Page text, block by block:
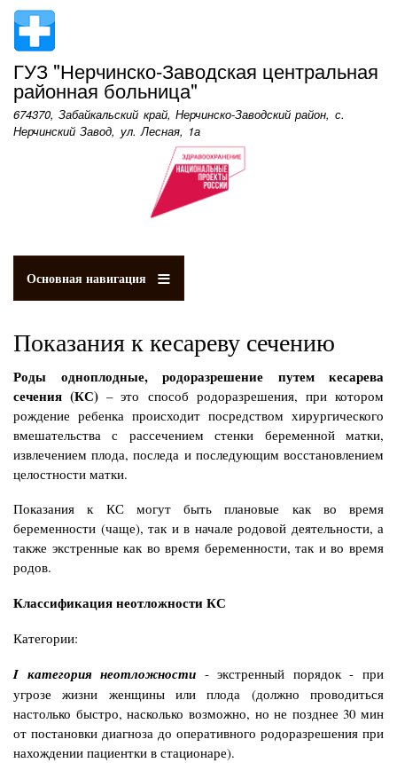
содержанию
ГУЗ "Нерчинско-Заводская центральная
районная больница"
674370, Забайкальский край, Нерчинско-Заводский район, с.
Нерчинский Завод, ул. Лесная, 1а
Основная навигация
Показания к кесареву сечению
Роды одноплодные, родоразрешение путем кесарева
сечения (КС) – это способ родоразрешения, при котором
рождение ребенка происходит посредством хирургического
вмешательства с рассечением стенки беременной матки,
извлечением плода, последа и последующим восстановлением
целостности матки.
Показания к КС могут быть плановые как во время
беременности (чаще), так и в начале родовой деятельности, а
также экстренные как во время беременности, так и во время
родов.
Классификация неотложности КС
Категории:
I категория неотложности - экстренный порядок - при
угрозе жизни женщины или плода (должно проводиться
настолько быстро, насколько возможно, но не позднее 30 мин
от постановки диагноза до оперативного родоразрешения при
нахождении пациентки в стационаре).